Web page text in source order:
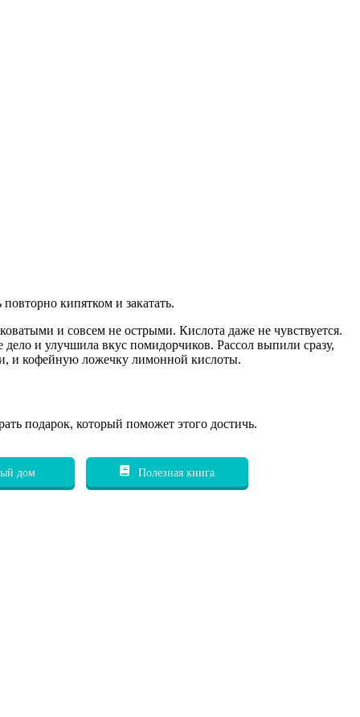
кипятком и закатать.
и совсем не острыми. Кислота даже не чувствуется.
и улучшила вкус помидорчиков. Рассол выпили сразу,
и кофейную ложечку лимонной кислоты.
подарок, который поможет этого достичь.
дом Полезная книга